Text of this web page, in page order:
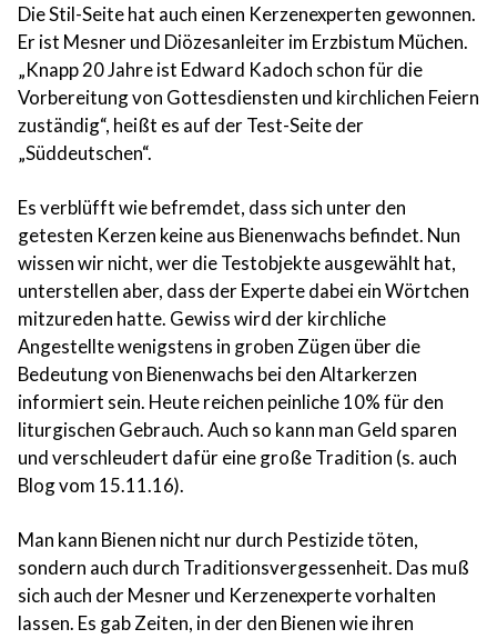
Die Stil-Seite hat auch einen Kerzenexperten gewonnen.
Er ist Mesner und Diözesanleiter im Erzbistum Müchen.
„Knapp 20 Jahre ist Edward Kadoch schon für die
Vorbereitung von Gottesdiensten und kirchlichen Feiern
zuständig“, heißt es auf der Test-Seite der
„Süddeutschen“.
Es verblüfft wie befremdet, dass sich unter den
getesten Kerzen keine aus Bienenwachs befindet. Nun
wissen wir nicht, wer die Testobjekte ausgewählt hat,
unterstellen aber, dass der Experte dabei ein Wörtchen
mitzureden hatte. Gewiss wird der kirchliche
Angestellte wenigstens in groben Zügen über die
Bedeutung von Bienenwachs bei den Altarkerzen
informiert sein. Heute reichen peinliche 10% für den
liturgischen Gebrauch. Auch so kann man Geld sparen
und verschleudert dafür eine große Tradition (s. auch
Blog vom 15.11.16).
Man kann Bienen nicht nur durch Pestizide töten,
sondern auch durch Traditionsvergessenheit. Das muß
sich auch der Mesner und Kerzenexperte vorhalten
lassen. Es gab Zeiten, in der den Bienen wie ihren